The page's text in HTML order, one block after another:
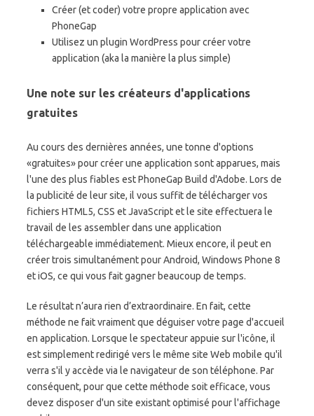
Créer (et coder) votre propre application avec
PhoneGap
Utilisez un plugin WordPress pour créer votre
application (aka la manière la plus simple)
Une note sur les créateurs d'applications
gratuites
Au cours des dernières années, une tonne d'options
«gratuites» pour créer une application sont apparues, mais
l'une des plus fiables est PhoneGap Build d'Adobe. Lors de
la publicité de leur site, il vous suffit de télécharger vos
fichiers HTML5, CSS et JavaScript et le site effectuera le
travail de les assembler dans une application
téléchargeable immédiatement. Mieux encore, il peut en
créer trois simultanément pour Android, Windows Phone 8
et iOS, ce qui vous fait gagner beaucoup de temps.
Le résultat n’aura rien d’extraordinaire. En fait, cette
méthode ne fait vraiment que déguiser votre page d'accueil
en application. Lorsque le spectateur appuie sur l'icône, il
est simplement redirigé vers le même site Web mobile qu'il
verra s'il y accède via le navigateur de son téléphone. Par
conséquent, pour que cette méthode soit efficace, vous
devez disposer d'un site existant optimisé pour l'affichage